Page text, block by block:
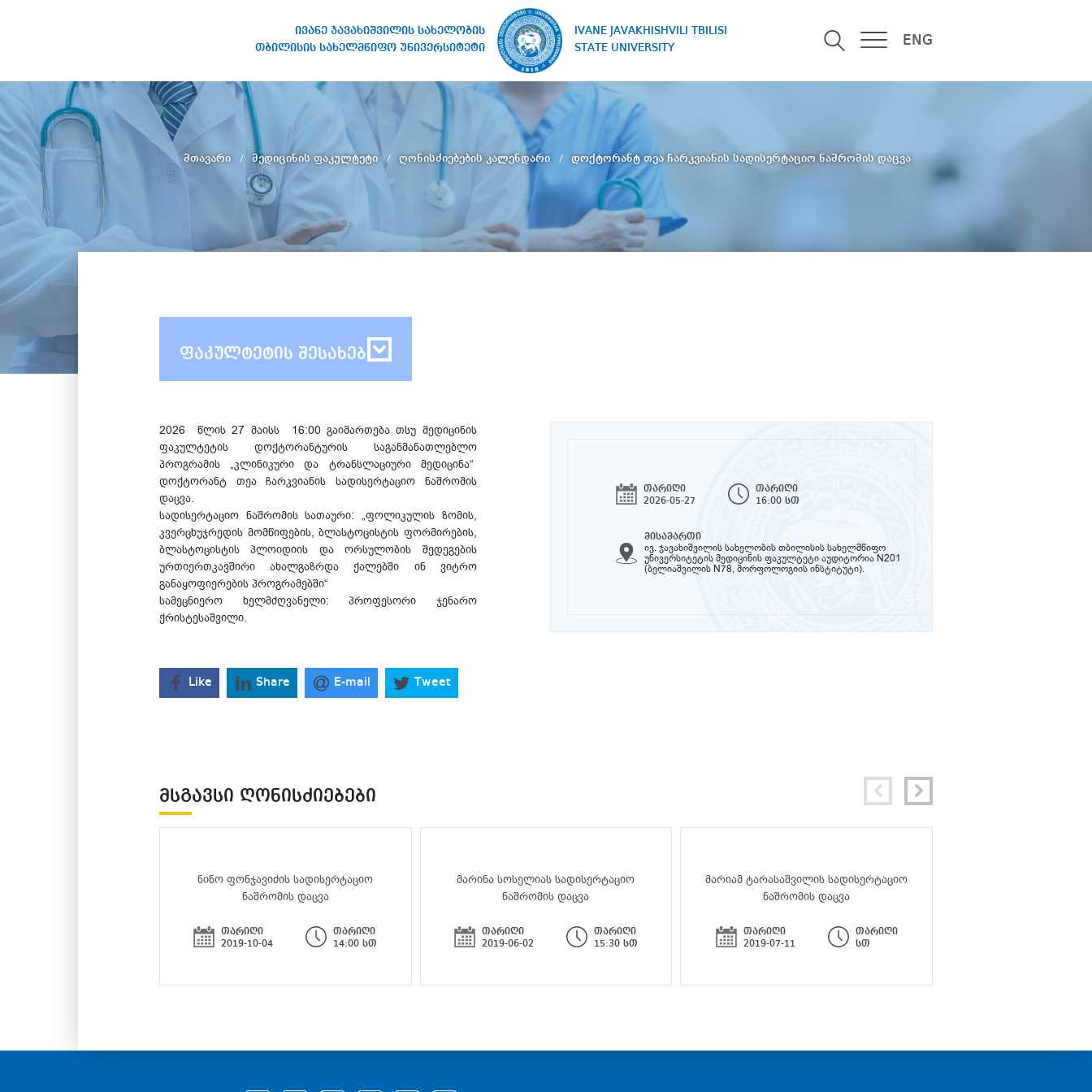
ივანე ჯავახიშვილის სახელობის
თბილისის სახელმწიფო უნივერსიტეტი
IVANE JAVAKHISHVILI TBILISI
STATE UNIVERSITY
ENG
სახელობის თბილისის
სახელმწიფო უნივერსიტეტი
მთავარი მედიცინის ფაკულტეტი ღონისძიებების კალენდარი დოქტორანტ თეა ჩარკვიანის სადისერტაციო ნაშრომის დაცვა
ფაკულტეტის შესახებ
თარიღი
2026-05-27
თარიღი
16:00 სთ
მისამართი
ივ. ჯავახიშვილის სახელობის თბილისის სახელმწიფო
უნივერსიტეტის მედიცინის ფაკულტეტი აუდიტორია N201
(ბელიაშვილის N78, მორფოლოგიის ინსტიტუტი).
2026 წლის 27 მაისს 16:00 გაიმართება თსუ მედიცინის
ფაკულტეტის დოქტორანტურის საგანმანათლებლო
პროგრამის „კლინიკური და ტრანსლაციური მედიცინა“
დოქტორანტ თეა ჩარკვიანის სადისერტაციო ნაშრომის
დაცვა.
სადისერტაციო ნაშრომის სათაური: „ფოლიკულის ზომის,
კვერცხუჯრედის მომწიფების, ბლასტოცისტის ფორმირების,
ბლასტოცისტის პლოიდიის და ორსულობის შედეგების
ურთიერთკავშირი ახალგაზრდა ქალებში ინ ვიტრო
განაყოფიერების პროგრამებში“
სამეცნიერო ხელმძღვანელი: პროფესორი ჯენარო
ქრისტესაშვილი.
Like Share E-mail Tweet
ᲛᲡᲒᲐᲕᲡᲘ ᲦᲝᲜᲘᲡᲫᲘᲔᲑᲔᲑᲘ
ნინო ფონჯავიძის სადისერტაციო
ნაშრომის დაცვა
თარიღი
2019-10-04
თარიღი
14:00 სთ
მარინა სოსელიას სადისერტაციო
ნაშრომის დაცვა
თარიღი
2019-06-02
თარიღი
15:30 სთ
მარიამ ტარასაშვილის სადისერტაციო
ნაშრომის დაცვა
თარიღი
2019-07-11
თარიღი
სთ